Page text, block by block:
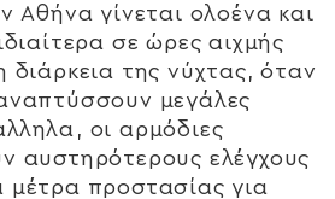
Αθήνα γίνεται ολοένα και
σε ώρες αιχμής
διάρκεια της νύχτας, όταν
μεγάλες
οι αρμόδιες
αυστηρότερους ελέγχους
μέτρα προστασίας για